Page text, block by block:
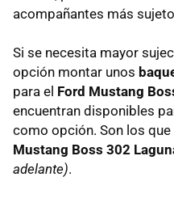
acompañantes más
Si se necesita mayor
opción montar unos
para el Ford Mustang
encuentran disponibles
como opción. Son los
Mustang Boss 302
adelante).